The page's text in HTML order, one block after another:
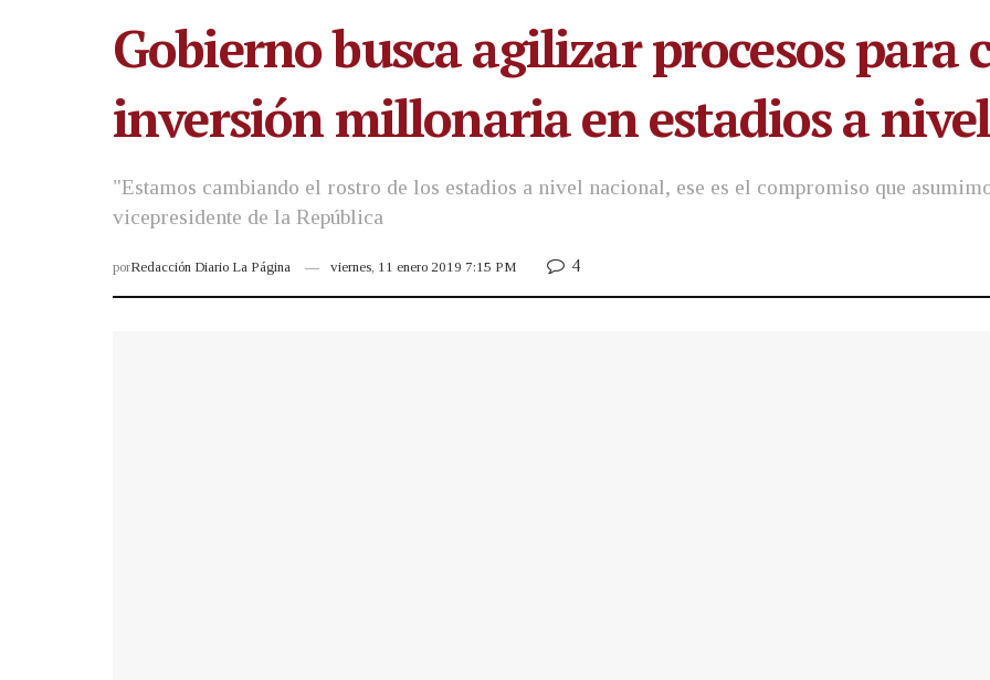
Gobierno busca agilizar procesos para
inversión millonaria en estadios a
"Estamos cambiando el rostro de los estadios a nivel nacional, ese es el compromiso que
vicepresidente de la República
porRedacción Diario La Página viernes, 11 enero 2019 7:15 PM 4